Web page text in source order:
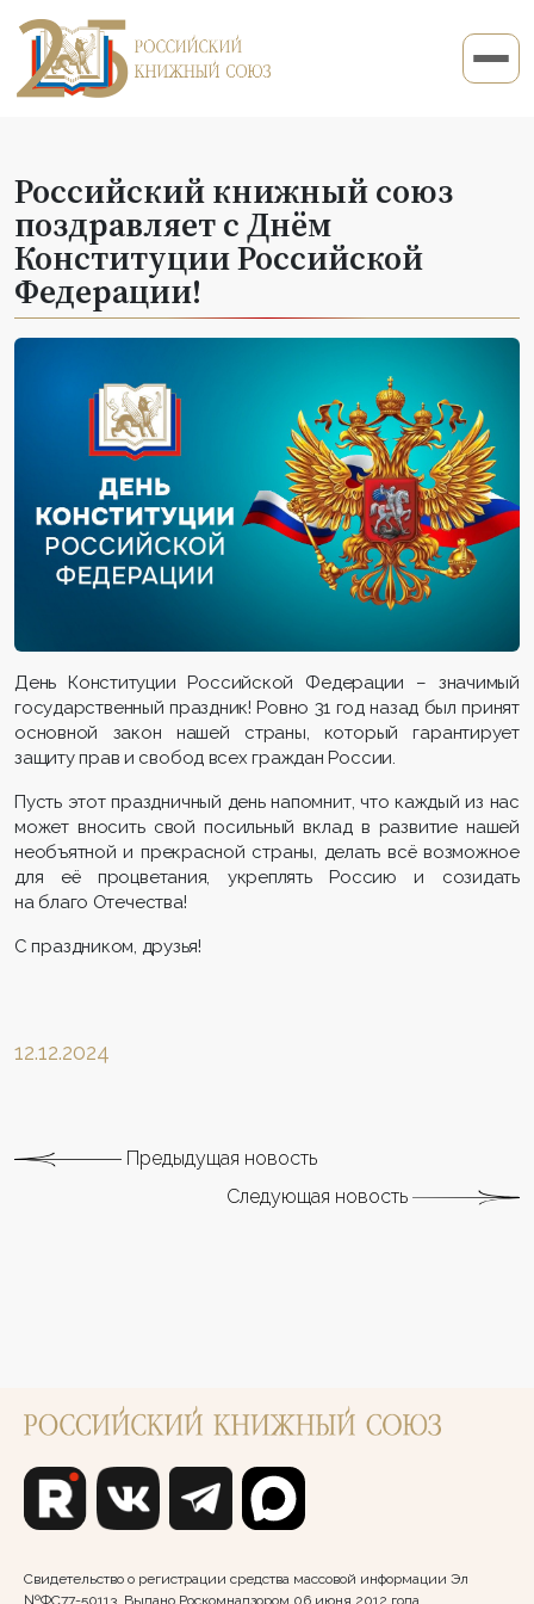
Российский книжный союз
поздравляет с Днём
Конституции Российской
Федерации!
День Конституции Российской Федерации – значимый
государственный праздник! Ровно 31 год назад был принят
основной закон нашей страны, который гарантирует
защиту прав и свобод всех граждан России.
Пусть этот праздничный день напомнит, что каждый из нас
может вносить свой посильный вклад в развитие нашей
необъятной и прекрасной страны, делать всё возможное
для её процветания, укреплять Россию и созидать
на благо Отечества!
С праздником, друзья!
12.12.2024
Предыдущая новость
Следующая новость
Свидетельство о регистрации средства массовой информации Эл